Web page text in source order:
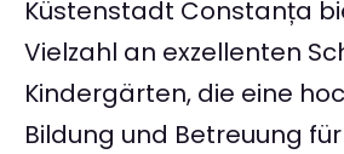
Küstenstadt Constanța
Vielzahl an exzellenten
Kindergärten, die eine
Bildung und Betreuung